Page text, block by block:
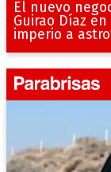
El nuevo
Guirao Díaz
imperio a